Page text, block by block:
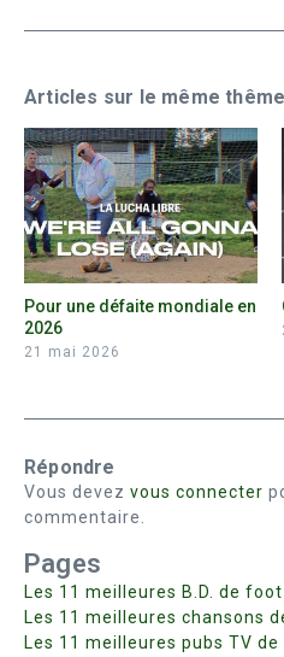
Articles sur le même thême
Pour une défaite mondiale en
2026
21 mai 2026
Répondre
Vous devez vous connecter
commentaire.
Pages
Les 11 meilleures B.D. de foot
Les 11 meilleures chansons
Les 11 meilleures pubs TV